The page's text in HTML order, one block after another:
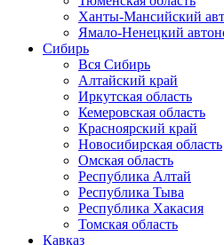
Ханты-Мансийский
Ямало-Ненецкий
Сибирь
Вся Сибирь
Алтайский край
Иркутская область
Кемеровская область
Красноярский край
Новосибирская область
Омская область
Республика Алтай
Республика Тыва
Республика Хакасия
Томская область
Кавказ